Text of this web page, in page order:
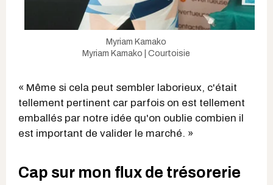
Myriam Kamako
Myriam Kamako | Courtoisie
« Même si cela peut sembler laborieux, c'était
tellement pertinent car parfois on est tellement
emballés par notre idée qu'on oublie combien il
est important de valider le marché. »
Cap sur mon flux de trésorerie